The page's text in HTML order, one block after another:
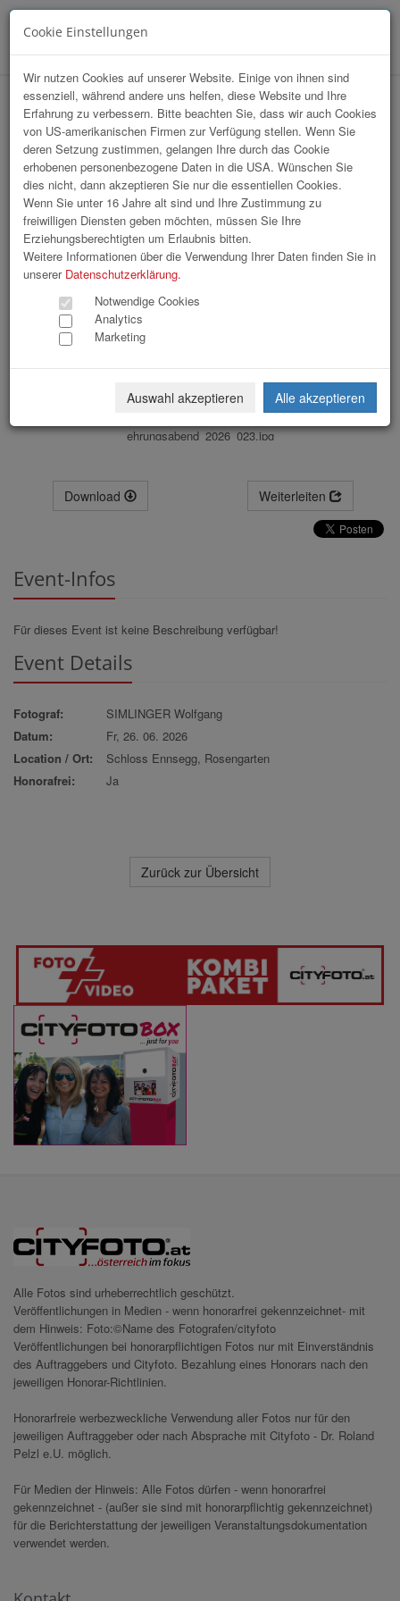
Ehrungsabend Stadtgemeinde Enns
ehrungsabend_2026_023.jpg
Download Weiterleiten
Event-Infos
Für dieses Event ist keine Beschreibung verfügbar!
Event Details
Fotograf:
SIMLINGER Wolfgang
Datum:
Fr, 26. 06. 2026
Location / Ort:
Schloss Ennsegg, Rosengarten
Honorafrei:
Ja
Zurück zur Übersicht
Alle Fotos sind urheberrechtlich geschützt.
Veröffentlichungen in Medien - wenn honorarfrei gekennzeichnet- mit
dem Hinweis: Foto:©Name des Fotografen/cityfoto
Veröffentlichungen bei honorarpflichtigen Fotos nur mit Einverständnis
des Auftraggebers und Cityfoto. Bezahlung eines Honorars nach den
jeweiligen Honorar-Richtlinien.
Honorarfreie werbezweckliche Verwendung aller Fotos nur für den
jeweiligen Auftraggeber oder nach Absprache mit Cityfoto - Dr. Roland
Pelzl e.U. möglich.
Für Medien der Hinweis: Alle Fotos dürfen - wenn honorarfrei
gekennzeichnet - (außer sie sind mit honorarpflichtig gekennzeichnet)
für die Berichterstattung der jeweiligen Veranstaltungsdokumentation
verwendet werden.
Cookie Einstellungen
Wir nutzen Cookies auf unserer Website. Einige von ihnen sind
essenziell, während andere uns helfen, diese Website und Ihre
Erfahrung zu verbessern. Bitte beachten Sie, dass wir auch Cookies
von US-amerikanischen Firmen zur Verfügung stellen. Wenn Sie
deren Setzung zustimmen, gelangen Ihre durch das Cookie
erhobenen personenbezogene Daten in die USA. Wünschen Sie
dies nicht, dann akzeptieren Sie nur die essentiellen Cookies.
Wenn Sie unter 16 Jahre alt sind und Ihre Zustimmung zu
freiwilligen Diensten geben möchten, müssen Sie Ihre
Erziehungsberechtigten um Erlaubnis bitten.
Weitere Informationen über die Verwendung Ihrer Daten finden Sie in
unserer Datenschutzerklärung.
Notwendige Cookies
Analytics
Marketing
Auswahl akzeptieren Alle akzeptieren